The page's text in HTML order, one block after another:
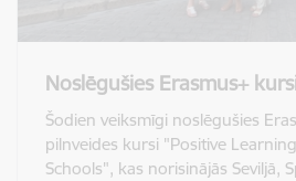
Noslēgušies Erasmus+
Šodien veiksmīgi noslēgušies
pilnveides kursi "Positive
Schools", kas norisinājās Seviljā,